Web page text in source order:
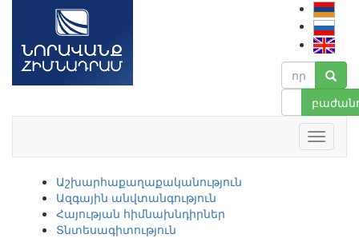
Աշխարհաքաղաքականություն
Ազգային անվտանգություն
Հայության հիմնախնդիրներ
Տնտեսագիտություն